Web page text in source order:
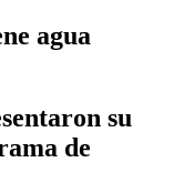
agua
su
de